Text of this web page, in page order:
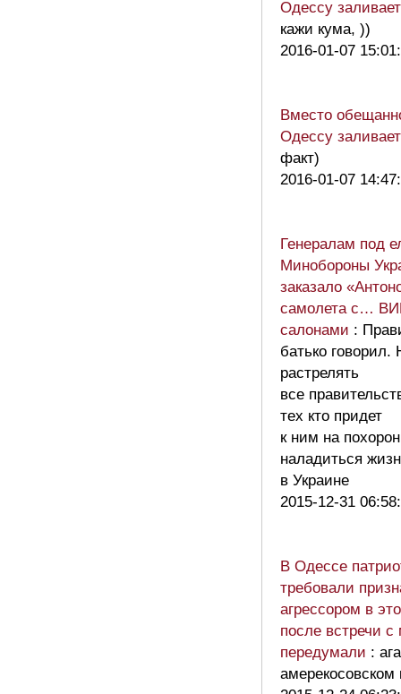
Одессу
кажи кума, ))
2016-01-07
Вместо
Одессу
факт)
2016-01-07
Генералам под
Минобороны
заказало
самолета с…
салонами :
батько говорил.
растрелять
все
тех кто придет
к ним на
наладиться
в Украине
2015-12-31
В Одессе
требовали
агрессором в
после встречи
передумали :